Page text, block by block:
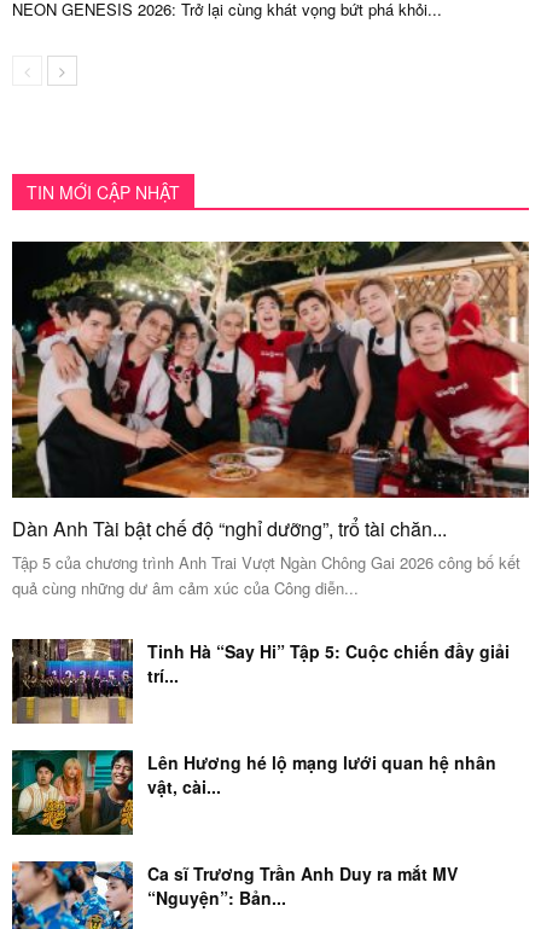
NEON GENESIS 2026: Trở lại cùng khát vọng bứt phá khỏi...
TIN MỚI CẬP NHẬT
Dàn Anh Tài bật chế độ “nghỉ dưỡng”, trổ tài chăn...
Tập 5 của chương trình Anh Trai Vượt Ngàn Chông Gai 2026 công bố kết
quả cùng những dư âm cảm xúc của Công diễn...
Tinh Hà “Say Hi” Tập 5: Cuộc chiến đầy giải
trí...
Lên Hương hé lộ mạng lưới quan hệ nhân
vật, cài...
Ca sĩ Trương Trần Anh Duy ra mắt MV
“Nguyện”: Bản...